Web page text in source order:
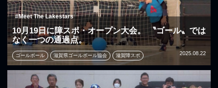
#Meet The Lakestars
10月19日に障スポ・オープン大会。 〝ゴール〟では
なく一つの通過点。
2025.08.22
ゴールボール 滋賀県ゴールボール協会 滋賀障スポ